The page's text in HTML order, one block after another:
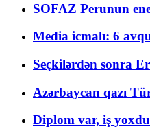
SOFAZ Perunun
Media icmalı: 6
Seçkilərdən sonra
Azərbaycan qazı
Diplom var, iş